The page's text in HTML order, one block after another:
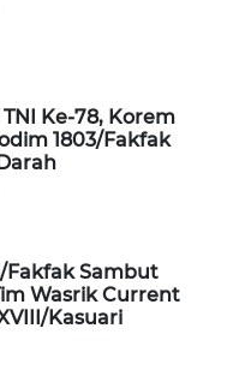
Ke-78, Korem
1803/Fakfak
Fakfak Sambut
Wasrik Current
Kasuari